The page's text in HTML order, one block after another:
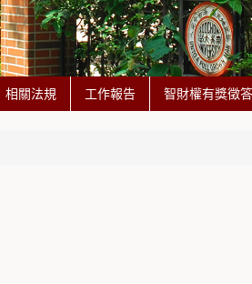
相關法規 工作報告 智財權有獎徵